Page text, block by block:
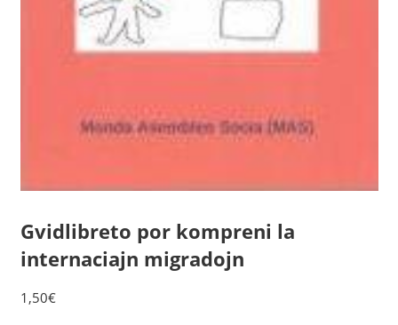
Gvidlibreto por kompreni la
internaciajn migradojn
1,50€